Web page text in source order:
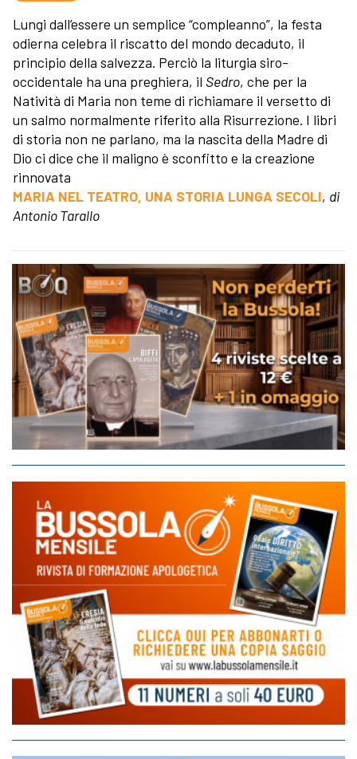
Lungi dall’essere un semplice “compleanno”, la festa
odierna celebra il riscatto del mondo decaduto, il
principio della salvezza. Perciò la liturgia siro-
occidentale ha una preghiera, il Sedro, che per la
Natività di Maria non teme di richiamare il versetto di
un salmo normalmente riferito alla Risurrezione. I libri
di storia non ne parlano, ma la nascita della Madre di
Dio ci dice che il maligno è sconfitto e la creazione
rinnovata
MARIA NEL TEATRO, UNA STORIA LUNGA SECOLI, di
Antonio Tarallo